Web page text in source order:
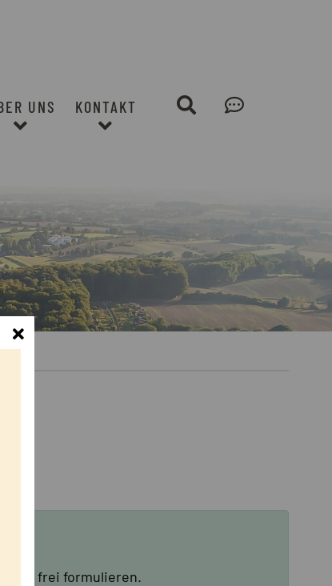
UNS KONTAKT Suche
Leichte
Sprache
frei formulieren.
Schliessen